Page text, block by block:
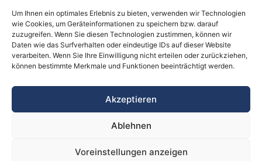
Um Ihnen ein optimales Erlebnis zu bieten, verwenden wir Technologien
wie Cookies, um Geräteinformationen zu speichern bzw. darauf
zuzugreifen. Wenn Sie diesen Technologien zustimmen, können wir
Daten wie das Surfverhalten oder eindeutige IDs auf dieser Website
verarbeiten. Wenn Sie Ihre Einwilligung nicht erteilen oder zurückziehen,
können bestimmte Merkmale und Funktionen beeinträchtigt werden.
Akzeptieren
Ablehnen
Voreinstellungen anzeigen
Startseite Kontakt Impressum
Datenschutzerklärung